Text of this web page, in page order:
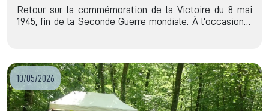
Retour sur la commémoration de la Victoire du 8 mai
1945, fin de la Seconde Guerre mondiale. À l’occasion…
10/05/2026